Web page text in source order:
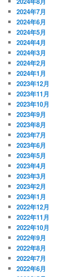
2024年7月
2024年6月
2024年5月
2024年4月
2024年3月
2024年2月
2024年1月
2023年12月
2023年11月
2023年10月
2023年9月
2023年8月
2023年7月
2023年6月
2023年5月
2023年4月
2023年3月
2023年2月
2023年1月
2022年12月
2022年11月
2022年10月
2022年9月
2022年8月
2022年7月
2022年6月